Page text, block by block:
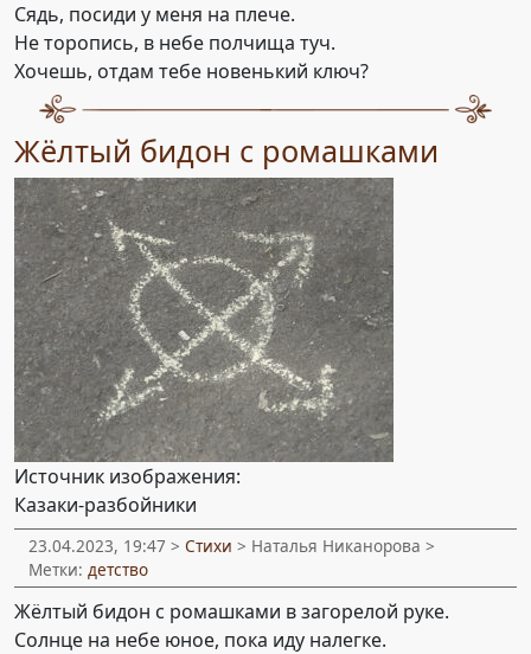
Сядь, посиди у меня на плече.
Не торопись, в небе полчища туч.
Хочешь, отдам тебе новенький ключ?
Жёлтый бидон с ромашками
Источник изображения:
Казаки-разбойники
23.04.2023, 19:47 > Стихи > Наталья Никанорова >
Метки: детство
Жёлтый бидон с ромашками в загорелой руке.
Солнце на небе юное, пока иду налегке.